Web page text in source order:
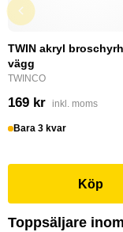
TWIN akryl
vägg
TWINCO
169 kr inkl. moms
Bara 3 kvar
Köp
Toppsäljare